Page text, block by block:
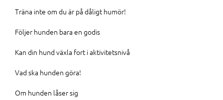
Träna inte om du är på dåligt humör!
Följer hunden bara en godis
Kan din hund växla fort i aktivitetsnivå
Vad ska hunden göra!
Om hunden låser sig